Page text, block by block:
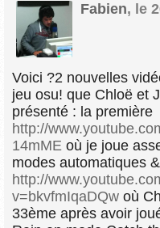
Fabien, le
Voici ?2 nouvelles
jeu osu! que Chloë et
présenté : la première
http://
14mME où je joue
modes automatiques &
http://
v=bkvfmIqaDQw où
33ème après avoir